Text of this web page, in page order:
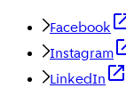
Facebook
Instagram
LinkedIn